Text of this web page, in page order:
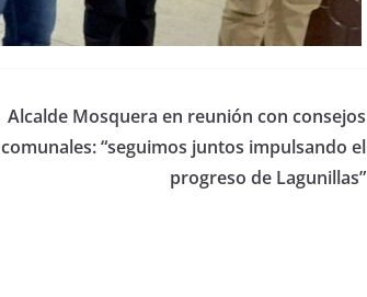
Alcalde Mosquera en reunión con consejos
comunales: “seguimos juntos impulsando el
progreso de Lagunillas”